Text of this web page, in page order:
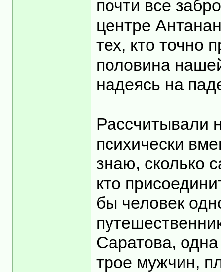
почти все
центре
тех, кто точно
половина
надеясь на
Рассчитывали
психически
знаю, сколько
кто
бы человек
Саратова,
трое мужчин,